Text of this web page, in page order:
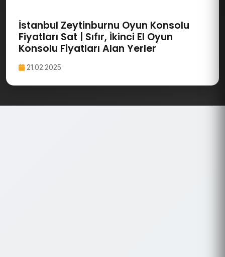
İstanbul Zeytinburnu Oyun Konsolu
Fiyatları Sat | Sıfır, İkinci El Oyun
Konsolu Fiyatları Alan Yerler
21.02.2025